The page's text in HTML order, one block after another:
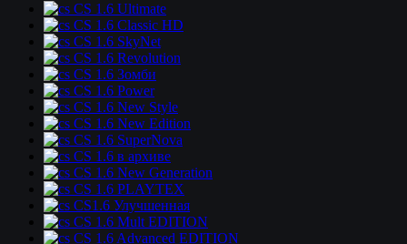
CS 1.6 Ultimate
CS 1.6 Classic HD
CS 1.6 SkyNet
CS 1.6 Revolution
CS 1.6 Зомби
CS 1.6 Power
CS 1.6 New Style
CS 1.6 New Edition
CS 1.6 SuperNova
CS 1.6 в архиве
CS 1.6 New Generation
CS 1.6 PLAYTEX
CS1.6 Улучшенная
CS 1.6 Mult EDITION
CS 1.6 Advanced EDITION